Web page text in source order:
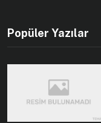
Popüler Yazılar